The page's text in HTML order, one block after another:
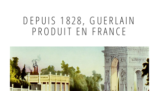
DEPUIS 1828, GUERLAIN
PRODUIT EN FRANCE